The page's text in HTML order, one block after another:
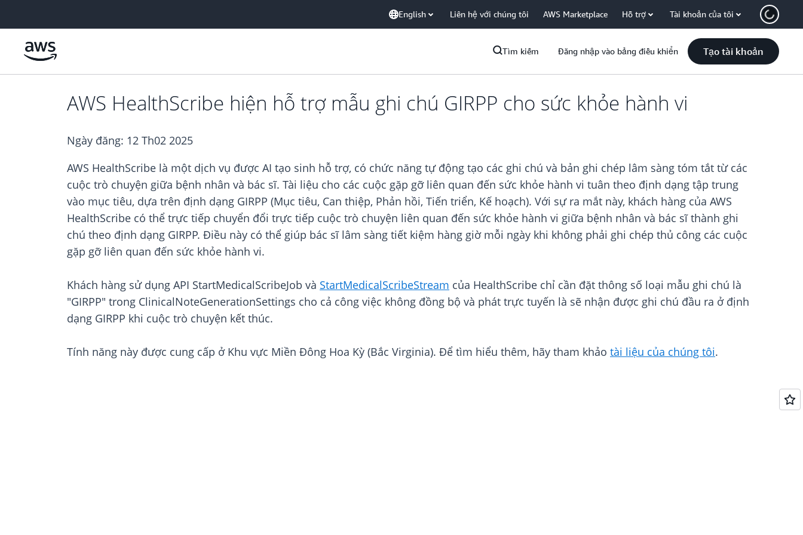
English Liên hệ với chúng tôi AWS Marketplace Hỗ trợ Tài khoản của tôi
Tìm kiếm Đăng nhập vào bảng điều khiển Tạo tài khoản
AWS HealthScribe hiện hỗ trợ mẫu ghi chú GIRPP cho sức khỏe hành vi
Ngày đăng: 12 Th02 2025
AWS HealthScribe là một dịch vụ được AI tạo sinh hỗ trợ, có chức năng tự động tạo các ghi chú và bản ghi chép lâm sàng tóm tắt từ các
cuộc trò chuyện giữa bệnh nhân và bác sĩ. Tài liệu cho các cuộc gặp gỡ liên quan đến sức khỏe hành vi tuân theo định dạng tập trung
vào mục tiêu, dựa trên định dạng GIRPP (Mục tiêu, Can thiệp, Phản hồi, Tiến triển, Kế hoạch). Với sự ra mắt này, khách hàng của AWS
HealthScribe có thể trực tiếp chuyển đổi trực tiếp cuộc trò chuyện liên quan đến sức khỏe hành vi giữa bệnh nhân và bác sĩ thành ghi
chú theo định dạng GIRPP. Điều này có thể giúp bác sĩ lâm sàng tiết kiệm hàng giờ mỗi ngày khi không phải ghi chép thủ công các cuộc
gặp gỡ liên quan đến sức khỏe hành vi.
Khách hàng sử dụng API StartMedicalScribeJob và StartMedicalScribeStream của HealthScribe chỉ cần đặt thông số loại mẫu ghi chú là
"GIRPP" trong ClinicalNoteGenerationSettings cho cả công việc không đồng bộ và phát trực tuyến là sẽ nhận được ghi chú đầu ra ở định
dạng GIRPP khi cuộc trò chuyện kết thúc.
Tính năng này được cung cấp ở Khu vực Miền Đông Hoa Kỳ (Bắc Virginia). Để tìm hiểu thêm, hãy tham khảo tài liệu của chúng tôi.